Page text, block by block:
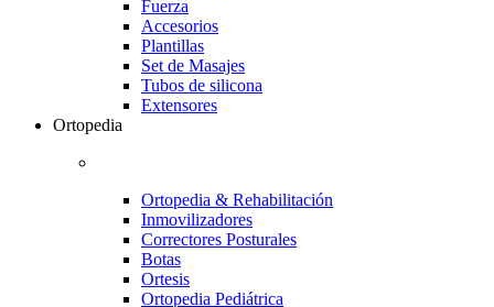
Fuerza
Accesorios
Plantillas
Set de Masajes
Tubos de silicona
Extensores
Ortopedia
Ortopedia & Rehabilitación
Inmovilizadores
Correctores Posturales
Botas
Ortesis
Ortopedia Pediátrica